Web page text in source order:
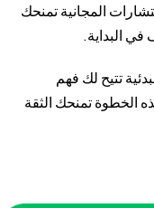
المجانية تمنحك
البداية.
تتيح لك فهم
الخطوة تمنحك الثقة